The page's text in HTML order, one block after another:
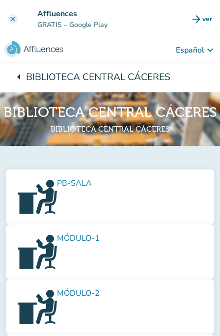
clear Affluences
GRATIS – Google Play arrow_forward ver
Español keyboard_arrow_down
arrow_leftVuelta:
BIBLIOTECA CENTRAL CÁCERES
BIBLIOTECA CENTRAL CÁCERES
BIBLIOTECA CENTRAL CÁCERES
PB-SALA
MÓDULO-1
MÓDULO-2